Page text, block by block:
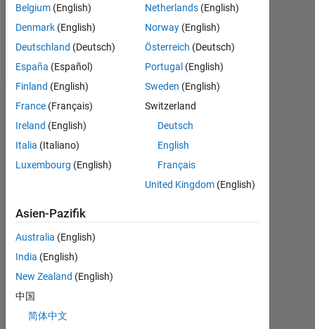
Nachricht
Dashboard
Statistik
MATLAB Answers
BEITRÄGE L
0
1
2
Belgium (English)
Denmark (English)
Deutschland (Deutsch)
España (Español)
Finland (English)
France (Français)
Ireland (English)
Italia (Italiano)
Luxembourg (English)
Netherlands (English)
Norway (English)
Österreich (Deutsch)
Portugal (English)
Sweden (English)
Switzerland
Deutsch
English
Français
United Kingdom (English)
Asien-Pazifik
Australia (English)
India (English)
New Zealand (English)
中国
简体中文